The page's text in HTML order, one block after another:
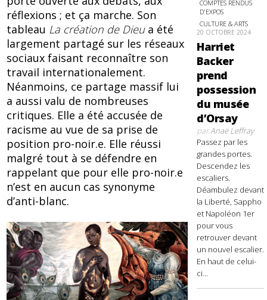
réflexions ; et ça marche. Son
tableau La création de Dieua été
largement partagé sur les réseaux
sociaux faisant reconnaître son
travail internationalement.
Néanmoins, ce partage massif lui
a aussi valu de nombreuses
critiques. Elle a été accusée de
racisme au vue de sa prise de
position pro-noir.e. Elle réussi
malgré tout à se défendre en
rappelant que pour elle pro-noir.e
n’est en aucun cas synonyme
d’anti-blanc.
COMPTES RENDUS
D'EXPOS
CULTURE & ARTS
20 OCTOBRE 2024
Harriet
Backer
prend
possession
du musée
d’Orsay
parAnaë Leffray
Passez par les
grandes portes.
Descendez les
escaliers.
Déambulez devant
la Liberté, Sappho
et Napoléon 1er
pour vous
retrouver devant
un nouvel escalier.
En haut de celui-
ci...